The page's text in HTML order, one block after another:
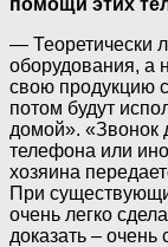
— Теоретически
оборудования, а
свою продукцию
потом будут
домой». «Звонок
телефона или
хозяина
При
очень легко
доказать – очень